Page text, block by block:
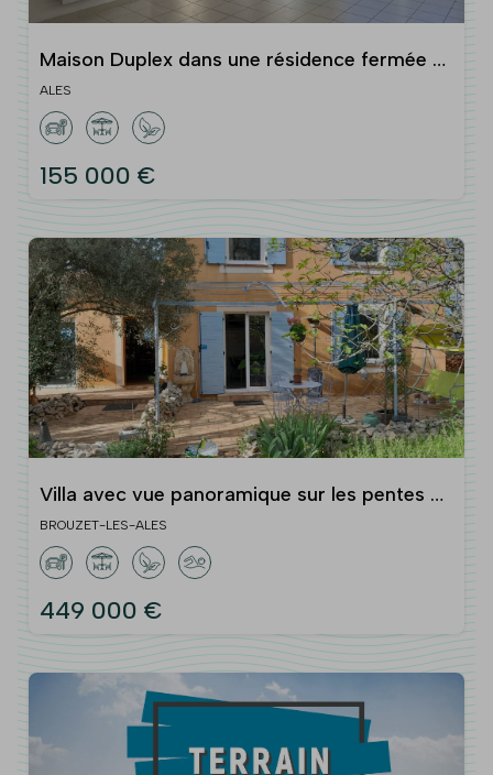
Maison Duplex dans une résidence fermée et
sécurisée type 3 avec garage et jardin
ALES
155 000 €
Villa avec vue panoramique sur les pentes du
mont bouquet
BROUZET-LES-ALES
449 000 €